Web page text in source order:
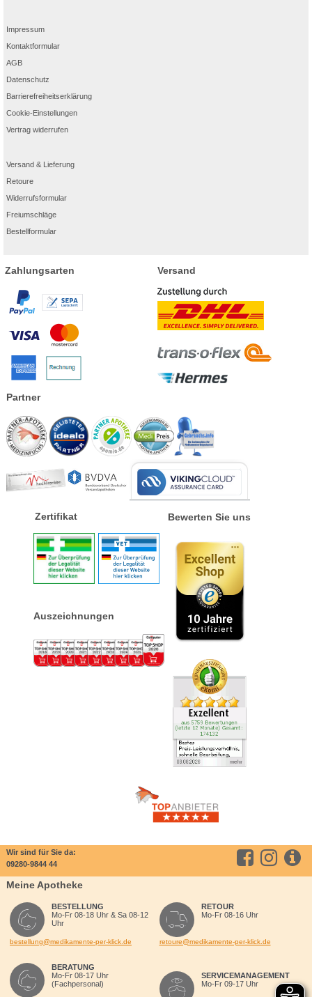
Impressum
Kontaktformular
AGB
Datenschutz
Barrierefreiheitserklärung
Cookie-Einstellungen
Vertrag widerrufen
Versand & Lieferung
Retoure
Widerrufsformular
Freiumschläge
Bestellformular
Zahlungsarten Versand
Partner
Zertifikat
Auszeichnungen
Bewerten Sie uns
Wir sind für Sie da:
09280-9844 44
Meine Apotheke
BESTELLUNG
Mo-Fr 08-18 Uhr & Sa 08-12
Uhr
bestellung@medikamente-per-klick.de
BERATUNG
Mo-Fr 08-17 Uhr
(Fachpersonal)
RETOUR
Mo-Fr 08-16 Uhr
retoure@medikamente-per-klick.de
SERVICEMANAGEMENT
Mo-Fr 09-17 Uhr